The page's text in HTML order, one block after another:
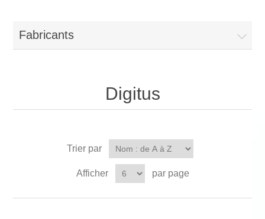
Fabricants
Digitus
Trier par
Afficher par page